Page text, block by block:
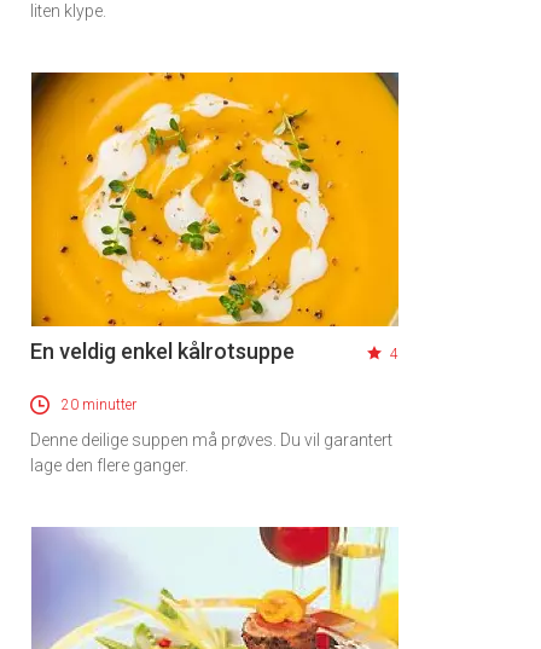
liten klype.
En veldig enkel kålrotsuppe 4
20 minutter
Denne deilige suppen må prøves. Du vil garantert
lage den flere ganger.